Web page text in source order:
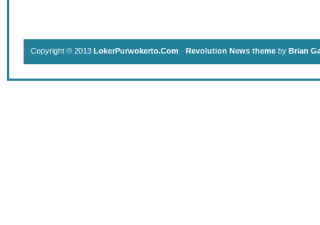
Copyright © 2013 LokerPurwokerto.Com · Revolution News theme by Brian